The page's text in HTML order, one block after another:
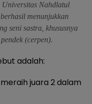
Universitas Nahdlatul
menunjukkan
seni sastra, khususnya
(cerpen).
adalah:
juara 2 dalam